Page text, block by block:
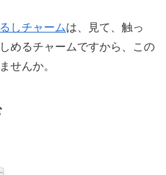
しチャームは、見て、触っ
めるチャームですから、この
せんか。